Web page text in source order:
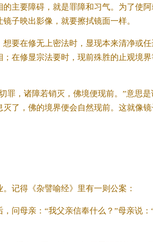
主要障碍，就是罪障和习气。为了使
子映出影像，就要擦拭镜面一样。
要在修无上密法时，显现本来清净或
在修显宗法要时，现前殊胜的止观境界
罪，诸障若销灭，佛境便现前。”意思
了，佛的境界便会自然现前。这就像
记得《杂譬喻经》里有一则公案：
问母亲：“我父亲信奉什么？”母亲说